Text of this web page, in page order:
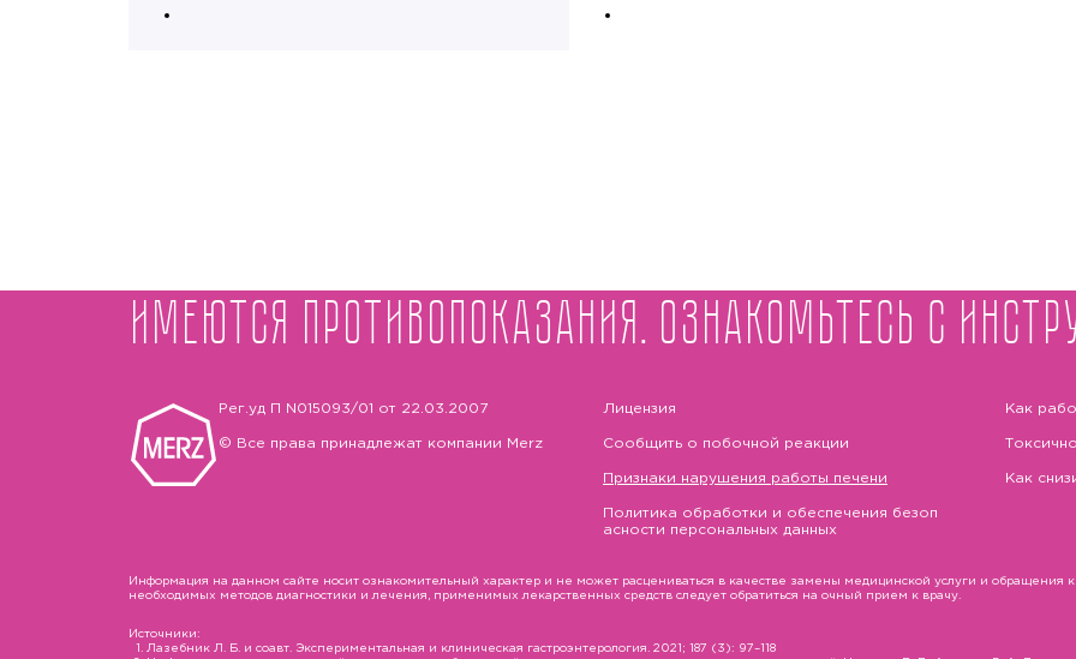
Имеются противопоказания. Ознакомьтесь с
Рег.уд П N015093/01 от 22.03.2007
© Все права принадлежат компании Merz
Лицензия
Сообщить о побочной реакции
Признаки нарушения работы печени
Политика обработки и обеспечения безоп
асности персональных данных
Как
Как
Информация на данном сайте носит ознакомительный характер и не может расцениваться в качестве замены медицинской услуги и обращения к
необходимых методов диагностики и лечения, применимых лекарственных средств следует обратиться на очный прием к врачу.
Источники:
Лазебник Л. Б. и соавт. Экспериментальная и клиническая гастроэнтерология. 2021; 187 (3): 97–118